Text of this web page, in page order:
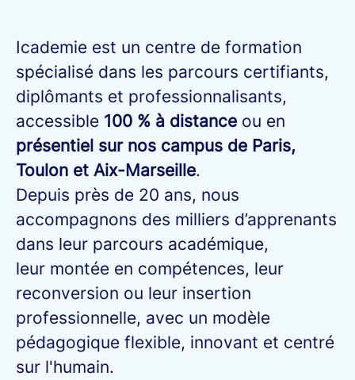
Icademie est un centre de formation
spécialisé dans les parcours certifiants,
diplômants et professionnalisants,
accessible 100 % à distance ou en
présentiel sur nos campus de Paris,
Toulon et Aix-Marseille.
Depuis près de 20 ans, nous
accompagnons des milliers d’apprenants
dans leur parcours académique,
leur montée en compétences, leur
reconversion ou leur insertion
professionnelle, avec un modèle
pédagogique flexible, innovant et centré
sur l'humain.